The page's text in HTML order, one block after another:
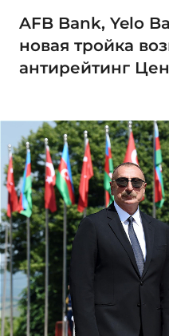
AFB Bank, Yelo
новая тройка
антирейтинг